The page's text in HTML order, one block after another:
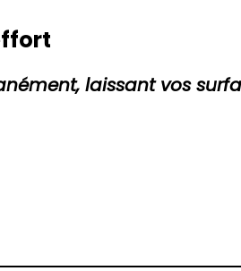
laissant vos